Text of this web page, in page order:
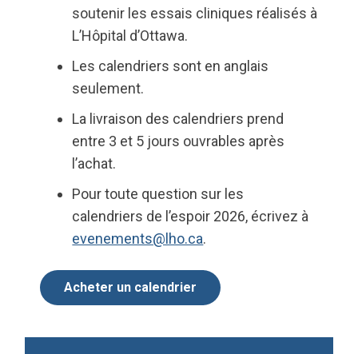
soutenir les essais cliniques réalisés à
L’Hôpital d’Ottawa.
Les calendriers sont en anglais
seulement.
La livraison des calendriers prend
entre 3 et 5 jours ouvrables après
l’achat.
Pour toute question sur les
calendriers de l’espoir 2026, écrivez à
evenements@lho.ca.
Acheter un calendrier